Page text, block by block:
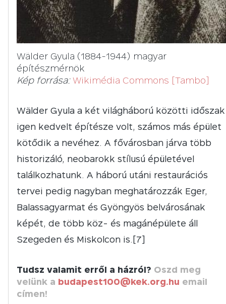
Wälder Gyula (1884-1944) magyar
építészmérnök
Kép forrása: Wikimédia Commons [Tambo]
Wälder Gyula a két világháború közötti időszak
igen kedvelt építésze volt, számos más épület
kötődik a nevéhez. A fővárosban járva több
historizáló, neobarokk stílusú épületével
találkozhatunk. A háború utáni restaurációs
tervei pedig nagyban meghatározzák Eger,
Balassagyarmat és Gyöngyös belvárosának
képét, de több köz- és magánépülete áll
Szegeden és Miskolcon is.[7]
Tudsz valamit erről a házról? Oszd meg
velünk a budapest100@kek.org.hu email
címen!